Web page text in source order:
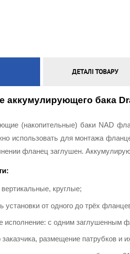
ДЕТАЛІ ТОВАРУ
аккумулирующего бака
(накопительные) баки NAD
использовать для монтажа
фланец заглушен.
круглые;
установки от одного до трёх
исполнение: с одним заглушенным
размещение патрубков и